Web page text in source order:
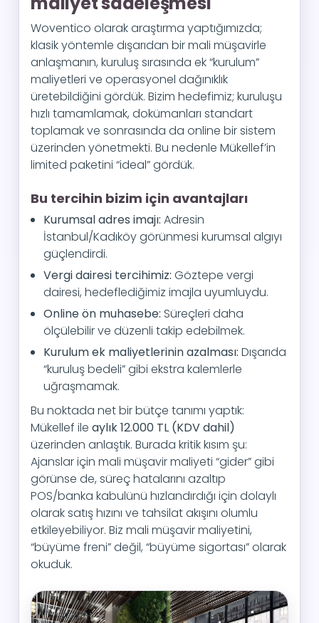
Woventico olarak araştırma yaptığımızda;
klasik yöntemle dışarıdan bir mali müşavirle
anlaşmanın, kuruluş sırasında ek “kurulum”
maliyetleri ve operasyonel dağınıklık
üretebildiğini gördük. Bizim hedefimiz; kuruluşu
hızlı tamamlamak, dokümanları standart
toplamak ve sonrasında da online bir sistem
üzerinden yönetmekti. Bu nedenle Mükellef’in
limited paketini “ideal” gördük.
Bu tercihin bizim için avantajları
Kurumsal adres imajı: Adresin
İstanbul/Kadıköy görünmesi kurumsal algıyı
güçlendirdi.
Vergi dairesi tercihimiz: Göztepe vergi
dairesi, hedeflediğimiz imajla uyumluydu.
Online ön muhasebe: Süreçleri daha
ölçülebilir ve düzenli takip edebilmek.
Kurulum ek maliyetlerinin azalması: Dışarıda
“kuruluş bedeli” gibi ekstra kalemlerle
uğraşmamak.
Bu noktada net bir bütçe tanımı yaptık:
Mükellef ile aylık 12.000 TL (KDV dahil)
üzerinden anlaştık. Burada kritik kısım şu:
Ajanslar için mali müşavir maliyeti “gider” gibi
görünse de, süreç hatalarını azaltıp
POS/banka kabulünü hızlandırdığı için dolaylı
olarak satış hızını ve tahsilat akışını olumlu
etkileyebiliyor. Biz mali müşavir maliyetini,
“büyüme freni” değil, “büyüme sigortası” olarak
okuduk.